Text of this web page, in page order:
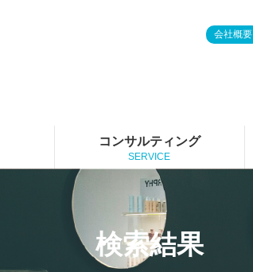
会社概要
コンサルティング
SERVICE
検索結果